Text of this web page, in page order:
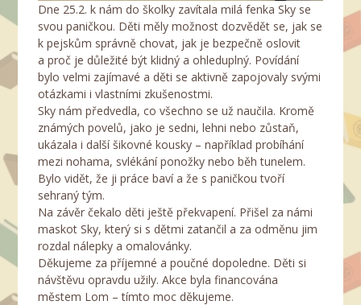
Dne 25.2. k nám do školky zavítala milá fenka Sky se
svou paničkou. Děti měly možnost dozvědět se, jak se
k pejskům správně chovat, jak je bezpečně oslovit
a proč je důležité být klidný a ohleduplný. Povídání
bylo velmi zajímavé a děti se aktivně zapojovaly svými
otázkami i vlastními zkušenostmi.
Sky nám předvedla, co všechno se už naučila. Kromě
známých povelů, jako je sedni, lehni nebo zůstaň,
ukázala i další šikovné kousky – například probíhání
mezi nohama, svlékání ponožky nebo běh tunelem.
Bylo vidět, že ji práce baví a že s paničkou tvoří
sehraný tým.
Na závěr čekalo děti ještě překvapení. Přišel za námi
maskot Sky, který si s dětmi zatančil a za odměnu jim
rozdal nálepky a omalovánky.
Děkujeme za příjemné a poučné dopoledne. Děti si
návštěvu opravdu užily. Akce byla financována
městem Lom – tímto moc děkujeme.